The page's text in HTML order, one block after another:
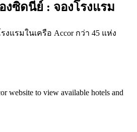
งซิดนีย์ : จองโรงแรม
แรมในเครือ Accor กว่า 45 แห่ง
website to view available hotels and